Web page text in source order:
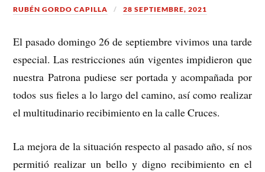
RUBÉN GORDO CAPILLA 28 SEPTIEMBRE, 2021
El pasado domingo 26 de septiembre vivimos una tarde
especial. Las restricciones aún vigentes impidieron que
nuestra Patrona pudiese ser portada y acompañada por
todos sus fieles a lo largo del camino, así como realizar
el multitudinario recibimiento en la calle Cruces.
La mejora de la situación respecto al pasado año, sí nos
permitió realizar un bello y digno recibimiento en el